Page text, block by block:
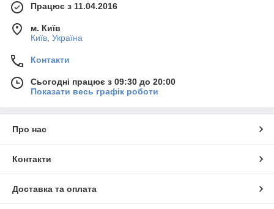
Працює з 11.04.2016
м. Київ
Київ, Україна
Контакти
Сьогодні працює з 09:30 до 20:00
Показати весь графік роботи
Про нас
Контакти
Доставка та оплата